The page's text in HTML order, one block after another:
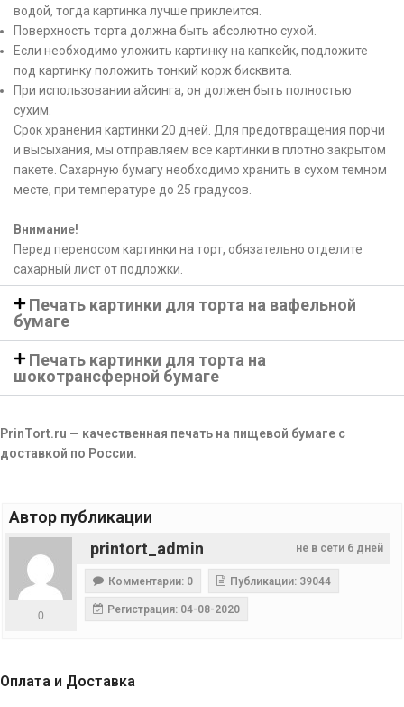
водой, тогда картинка лучше приклеится.
Поверхность торта должна быть абсолютно сухой.
Если необходимо уложить картинку на капкейк, подложите
под картинку положить тонкий корж бисквита.
При использовании айсинга, он должен быть полностью
сухим.
Срок хранения картинки 20 дней. Для предотвращения порчи
и высыхания, мы отправляем все картинки в плотно закрытом
пакете. Сахарную бумагу необходимо хранить в сухом темном
месте, при температуре до 25 градусов.
Внимание!
Перед переносом картинки на торт, обязательно отделите
сахарный лист от подложки.
Печать картинки для торта на вафельной
бумаге
Печать картинки для торта на
шокотрансферной бумаге
PrinTort.ru — качественная печать на пищевой бумаге с
доставкой по России.
Автор публикации
не в сети 6 дней
printort_admin
0
Комментарии: 0 Публикации: 39044
Регистрация: 04-08-2020
Оплата и Доставка